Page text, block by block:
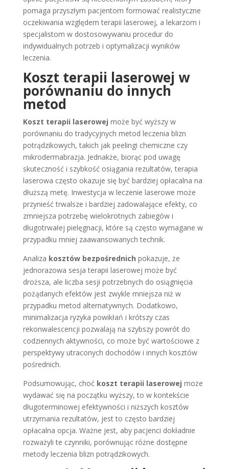
pomaga przyszłym pacjentom formować realistyczne
oczekiwania względem terapii laserowej, a lekarzom i
specjalistom w dostosowywaniu procedur do
indywidualnych potrzeb i optymalizacji wyników
leczenia.
Koszt terapii laserowej w
porównaniu do innych
metod
Koszt terapii laserowej może być wyższy w
porównaniu do tradycyjnych metod leczenia blizn
potrądzikowych, takich jak peelingi chemiczne czy
mikrodermabrazja. Jednakże, biorąc pod uwagę
skuteczność i szybkość osiągania rezultatów, terapia
laserowa często okazuje się być bardziej opłacalna na
dłuższą metę. Inwestycja w leczenie laserowe może
przynieść trwalsze i bardziej zadowalające efekty, co
zmniejsza potrzebę wielokrotnych zabiegów i
długotrwałej pielęgnacji, które są często wymagane w
przypadku mniej zaawansowanych technik.
Analiza kosztów bezpośrednich pokazuje, że
jednorazowa sesja terapii laserowej może być
droższa, ale liczba sesji potrzebnych do osiągnięcia
pożądanych efektów jest zwykle mniejsza niż w
przypadku metod alternatywnych. Dodatkowo,
minimalizacja ryzyka powikłań i krótszy czas
rekonwalescencji pozwalają na szybszy powrót do
codziennych aktywności, co może być wartościowe z
perspektywy utraconych dochodów i innych kosztów
pośrednich.
Podsumowując, choć koszt terapii laserowej może
wydawać się na początku wyższy, to w kontekście
długoterminowej efektywności i niższych kosztów
utrzymania rezultatów, jest to często bardziej
opłacalna opcja. Ważne jest, aby pacjenci dokładnie
rozważyli te czynniki, porównując różne dostępne
metody leczenia blizn potrądzikowych.